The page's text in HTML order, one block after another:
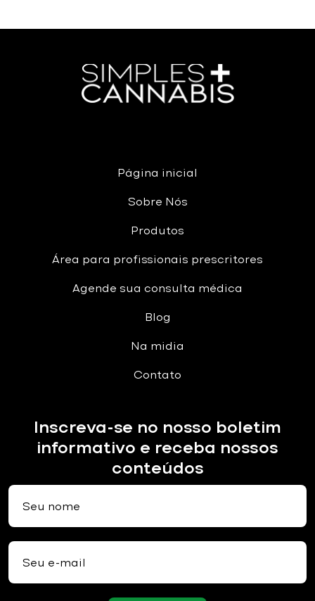
Página inicial
Sobre Nós
Produtos
Área para profissionais prescritores
Agende sua consulta médica
Blog
Na midia
Contato
Inscreva-se no nosso boletim
informativo e receba nossos
conteúdos